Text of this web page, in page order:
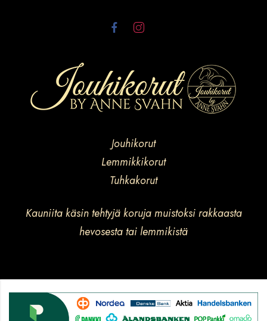
Jouhikorut
Lemmikkikorut
Tuhkakorut
Kauniita käsin tehtyjä koruja muistoksi rakkaasta
hevosesta tai lemmikistä